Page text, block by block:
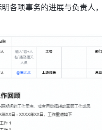
各项事务的进展与负责人